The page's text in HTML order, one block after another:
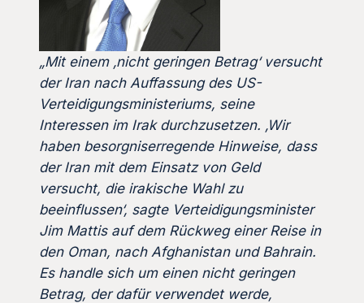
„Mit einem ‚nicht geringen Betrag‘ versucht
der Iran nach Auffassung des US-
Verteidigungsministeriums, seine
Interessen im Irak durchzusetzen. ‚Wir
haben besorgniserregende Hinweise, dass
der Iran mit dem Einsatz von Geld
versucht, die irakische Wahl zu
beeinflussen‘, sagte Verteidigungsminister
Jim Mattis auf dem Rückweg einer Reise in
den Oman, nach Afghanistan und Bahrain.
Es handle sich um einen nicht geringen
Betrag, der dafür verwendet werde,